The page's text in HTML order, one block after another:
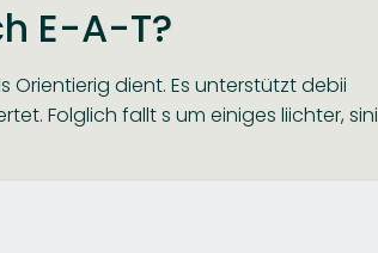
E-A-T?
Orientierig dient. Es unterstützt debii
Folglich fallt s um einiges liichter, sini